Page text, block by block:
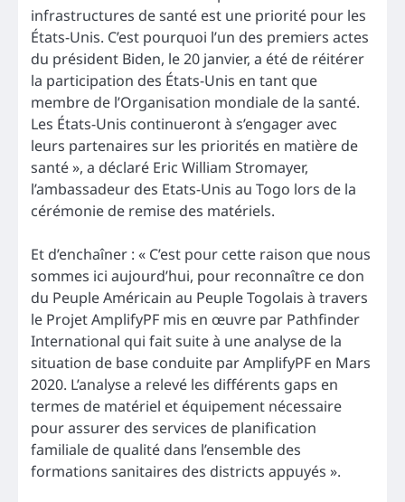
infrastructures de santé est une priorité pour les
États-Unis. C’est pourquoi l’un des premiers actes
du président Biden, le 20 janvier, a été de réitérer
la participation des États-Unis en tant que
membre de l’Organisation mondiale de la santé.
Les États-Unis continueront à s’engager avec
leurs partenaires sur les priorités en matière de
santé », a déclaré Eric William Stromayer,
l’ambassadeur des Etats-Unis au Togo lors de la
cérémonie de remise des matériels.
Et d’enchaîner : « C’est pour cette raison que nous
sommes ici aujourd’hui, pour reconnaître ce don
du Peuple Américain au Peuple Togolais à travers
le Projet AmplifyPF mis en œuvre par Pathfinder
International qui fait suite à une analyse de la
situation de base conduite par AmplifyPF en Mars
2020. L’analyse a relevé les différents gaps en
termes de matériel et équipement nécessaire
pour assurer des services de planification
familiale de qualité dans l’ensemble des
formations sanitaires des districts appuyés ».